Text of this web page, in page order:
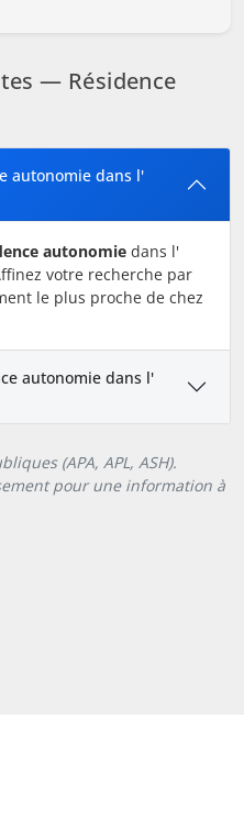
— Résidence
autonomie dans l'
autonomie dans l'
votre recherche par
le plus proche de chez
autonomie dans l'
(APA, APL, ASH).
pour une information à